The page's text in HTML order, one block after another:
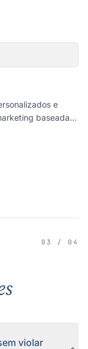
e
baseadas
03 / 04
violar